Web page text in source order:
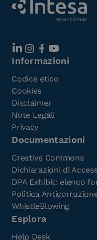
Informazioni
Codice etico
Cookies
Disclaimer
Note Legali
Privacy
Documentazioni
Creative Commons
Dichiarazioni di
DPA Exhibit: elenco
Politica
WhistleBlowing
Esplora
Help Desk